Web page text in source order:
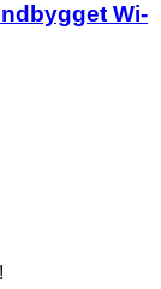
Wi-